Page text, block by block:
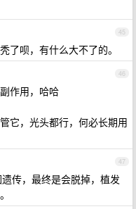
45
了呗，有什么大不了的。
46
作用，哈哈
它，光头都行，何必长期用
47
传，最终是会脱掉，植发